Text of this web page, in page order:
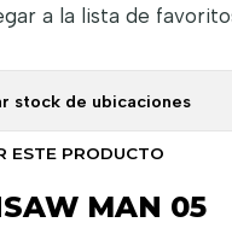
a la lista de
stock de ubicaciones
ESTE PRODUCTO
MAN 05